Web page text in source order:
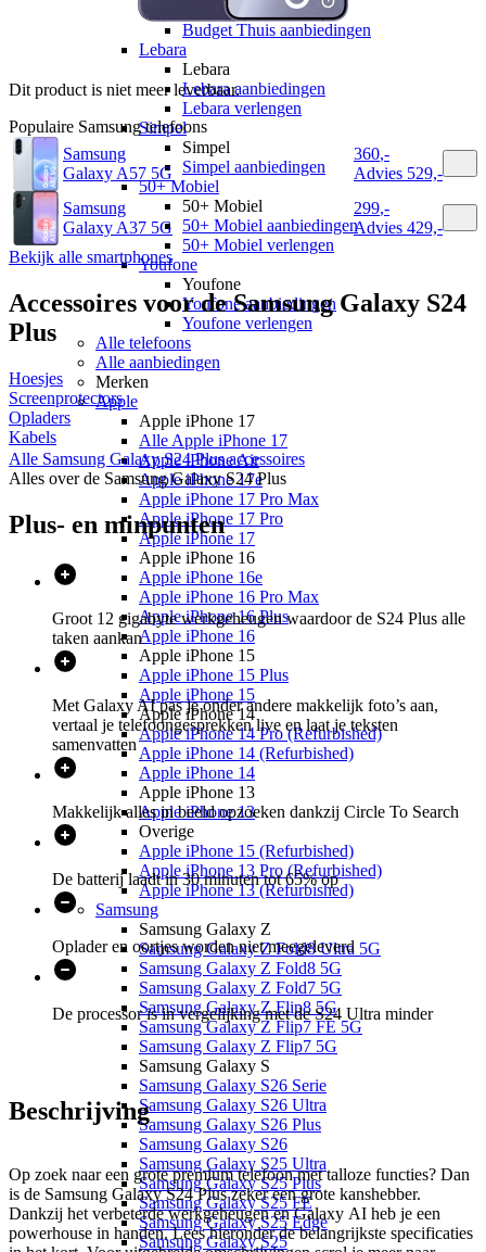
Budget Thuis
Budget Thuis aanbiedingen
Lebara
Lebara
Lebara aanbiedingen
Lebara verlengen
Simpel
Simpel
Simpel aanbiedingen
50+ Mobiel
50+ Mobiel
50+ Mobiel aanbiedingen
50+ Mobiel verlengen
Youfone
Youfone
Youfone aanbiedingen
Youfone verlengen
Alle telefoons
Alle aanbiedingen
Merken
Apple
Apple iPhone 17
Alle Apple iPhone 17
Apple iPhone Air
Apple iPhone 17e
Apple iPhone 17 Pro Max
Apple iPhone 17 Pro
Apple iPhone 17
Apple iPhone 16
Apple iPhone 16e
Apple iPhone 16 Pro Max
Apple iPhone 16 Plus
Apple iPhone 16
Apple iPhone 15
Apple iPhone 15 Plus
Apple iPhone 15
Apple iPhone 14
Apple iPhone 14 Pro (Refurbished)
Apple iPhone 14 (Refurbished)
Apple iPhone 14
Apple iPhone 13
Apple iPhone 13
Overige
Apple iPhone 15 (Refurbished)
Apple iPhone 13 Pro (Refurbished)
Apple iPhone 13 (Refurbished)
Samsung
Samsung Galaxy Z
Samsung Galaxy Z Fold8 Ultra 5G
Samsung Galaxy Z Fold8 5G
Samsung Galaxy Z Fold7 5G
Samsung Galaxy Z Flip8 5G
Samsung Galaxy Z Flip7 FE 5G
Samsung Galaxy Z Flip7 5G
Samsung Galaxy S
Samsung Galaxy S26 Serie
Samsung Galaxy S26 Ultra
Samsung Galaxy S26 Plus
Samsung Galaxy S26
Samsung Galaxy S25 Ultra
Samsung Galaxy S25 Plus
Samsung Galaxy S25 FE
Samsung Galaxy S25 Edge
Samsung Galaxy S25
Dit product is niet meer leverbaar.
Populaire Samsungtelefoons
Samsung
Galaxy A57 5G
360,-
Advies 529,-
Samsung
Galaxy A37 5G
299,-
Advies 429,-
Bekijk alle smartphones
Accessoires voor deSamsung Galaxy S24
Plus
Hoesjes
Screenprotectors
Opladers
Kabels
Alle Samsung Galaxy S24 Plusaccessoires
Alles over de Samsung Galaxy S24 Plus
Plus- en minpunten
Groot 12 gigabyte werkgeheugen waardoor de S24 Plus alle
taken aankan
Met Galaxy AI pas je onder andere makkelijk foto’s aan,
vertaal je telefoongesprekken live en laat je teksten
samenvatten
Makkelijk alles in beeld opzoeken dankzij Circle To Search
De batterij laadt in 30 minuten tot 65% op
Oplader en oortjes worden niet meegeleverd
De processor is in vergelijking met de S24 Ultra minder
Beschrijving
Op zoek naar een grote premium telefoon met talloze functies? Dan
is de Samsung Galaxy S24 Plus zeker een grote kanshebber.
Dankzij het verbeterde werkgeheugen en Galaxy AI heb je een
powerhouse in handen. Lees hieronder de belangrijkste specificaties